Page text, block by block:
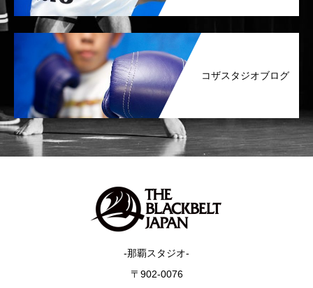
コザスタジオブログ
-那覇スタジオ-
〒902-0076